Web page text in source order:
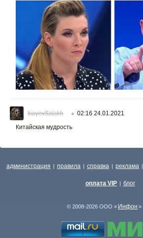
IsayevSalakh ○ 02:16 24.01.2021
Китайская мудрость
администрация | правила | справка | реклама |
оплата VIP | блог
© 2008-2026 ООО « Инфон »